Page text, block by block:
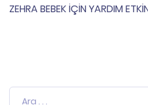
ZEHRA BEBEK İÇİN YARDIM